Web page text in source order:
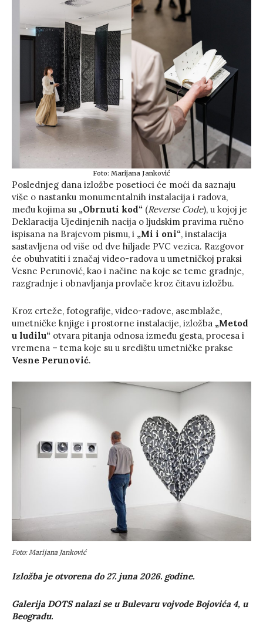
Foto: Marijana Janković
Poslednjeg dana izložbe posetioci će moći da saznaju
više o nastanku monumentalnih instalacija i radova,
među kojima su „Obrnuti kod“ (Reverse Code), u kojoj je
Deklaracija Ujedinjenih nacija o ljudskim pravima ručno
ispisana na Brajevom pismu, i „Mi i oni“, instalacija
sastavljena od više od dve hiljade PVC vezica. Razgovor
će obuhvatiti i značaj video-radova u umetničkoj praksi
Vesne Perunović, kao i načine na koje se teme gradnje,
razgradnje i obnavljanja provlače kroz čitavu izložbu.
Kroz crteže, fotografije, video-radove, asemblaže,
umetničke knjige i prostorne instalacije, izložba „Metod
u ludilu“ otvara pitanja odnosa između gesta, procesa i
vremena – tema koje su u središtu umetničke prakse
Vesne Perunović.
Foto: Marijana Janković
Izložba je otvorena do 27. juna 2026. godine.
Galerija DOTS nalazi se u Bulevaru vojvode Bojovića 4, u
Beogradu.